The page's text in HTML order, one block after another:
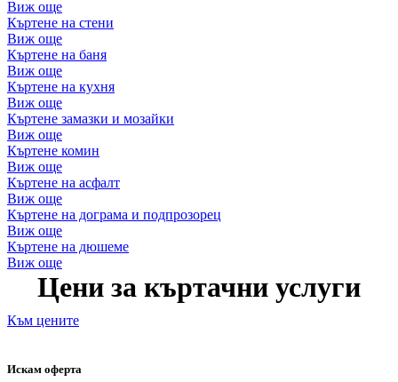
Виж още
Къртене на стени
Виж още
Къртене на баня
Виж още
Къртене на кухня
Виж още
Къртене замазки и мозайки
Виж още
Къртене комин
Виж още
Къртене на асфалт
Виж още
Къртене на дограма и подпрозорец
Виж още
Къртене на дюшеме
Виж още
Цени за къртачни услуги
Към цените
Искам оферта